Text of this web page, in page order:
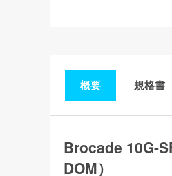
概要 規格書
Brocade 10G-
DOM）